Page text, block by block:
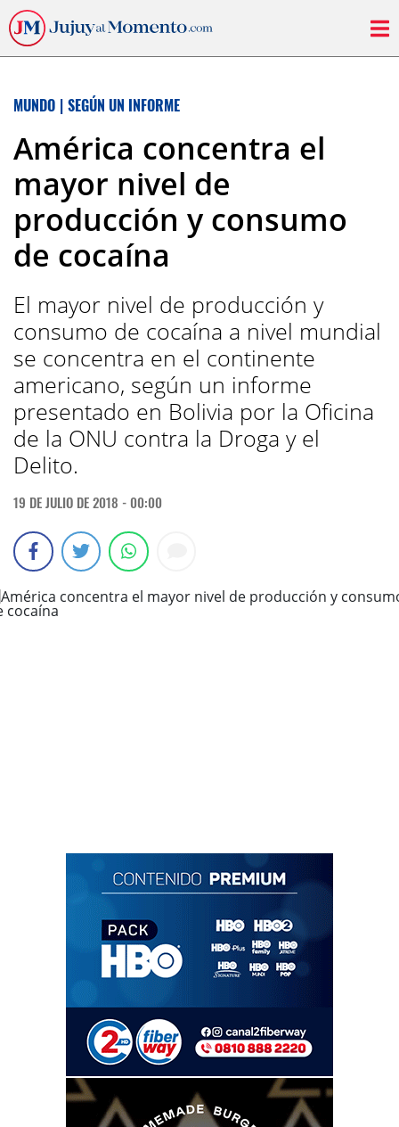
MUNDO | SEGÚN UN INFORME
América concentra el
mayor nivel de
producción y consumo
de cocaína
El mayor nivel de producción y
consumo de cocaína a nivel mundial
se concentra en el continente
americano, según un informe
presentado en Bolivia por la Oficina
de la ONU contra la Droga y el
Delito.
19 DE JULIO DE 2018 - 00:00